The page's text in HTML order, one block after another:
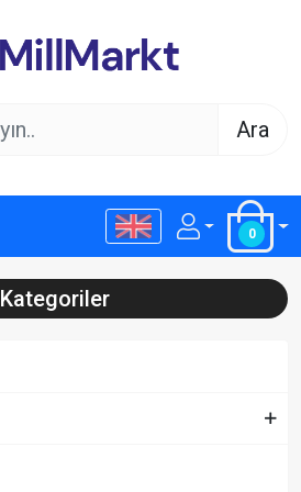
Ara
0
Kategoriler